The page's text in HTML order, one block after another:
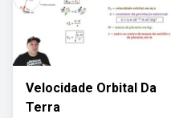
Velocidade Orbital Da
Terra